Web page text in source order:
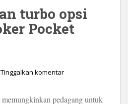
turbo opsi
Pocket
Tinggalkan komentar
pedagang untuk